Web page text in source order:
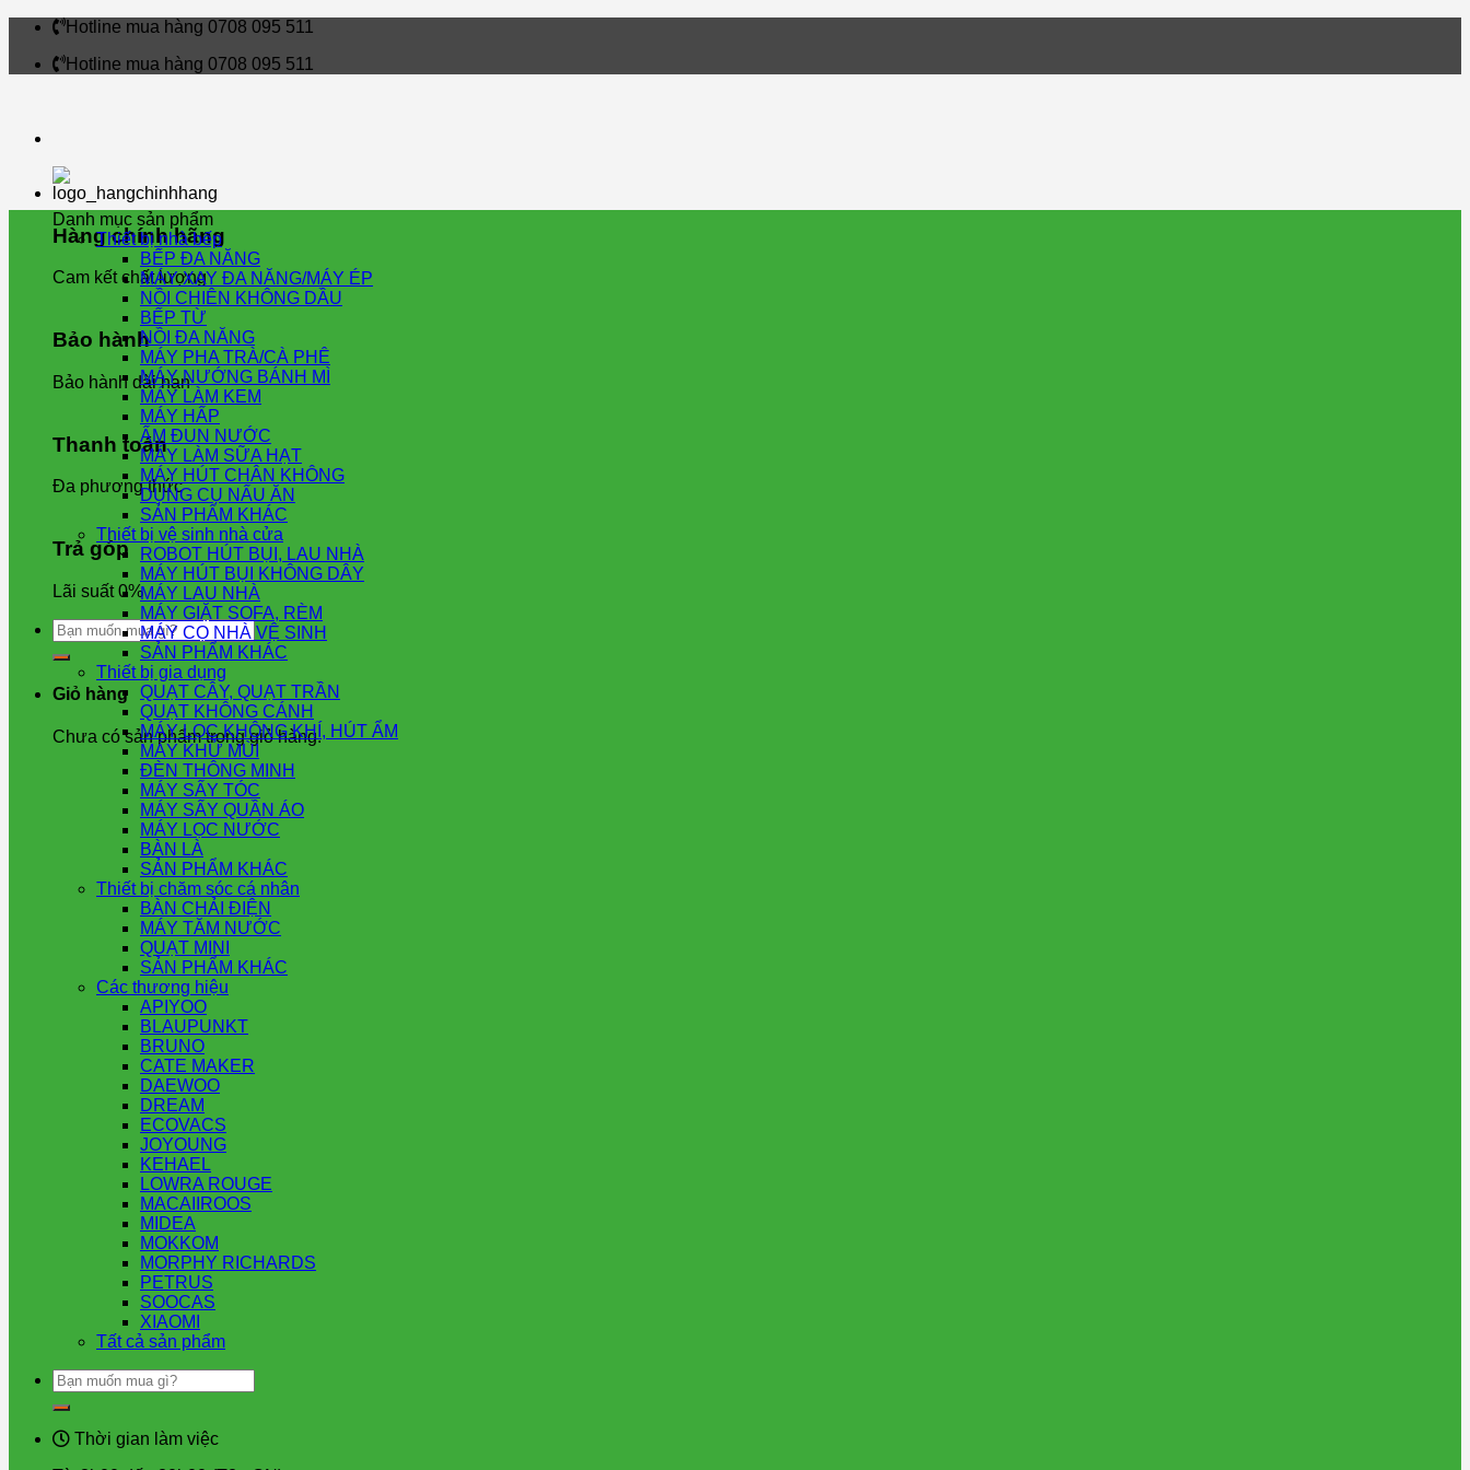
Skip
content
Hotline mua hàng 0708 095 511
Hotline mua hàng 0708 095 511
Hàng chính hãng
Cam kết chất lượng
Bảo hành
Bảo hành dài hạn
Thanh toán
Đa phương thức
Trả góp
Lãi suất 0%
Tìm
kiếm:
Giỏ hàng
Chưa có sản phẩm trong giỏ hàng.
Danh mục sản phẩm
Thiết bị nhà bếp
BẾP ĐA NĂNG
MÁY XAY ĐA NĂNG/MÁY ÉP
NỒI CHIÊN KHÔNG DẦU
BẾP TỪ
NỒI ĐA NĂNG
MÁY PHA TRÀ/CÀ PHÊ
MÁY NƯỚNG BÁNH MÌ
MÁY LÀM KEM
MÁY HẤP
ẤM ĐUN NƯỚC
MÁY LÀM SỮA HẠT
MÁY HÚT CHÂN KHÔNG
DỤNG CỤ NẤU ĂN
SẢN PHẨM KHÁC
Thiết bị vệ sinh nhà cửa
ROBOT HÚT BỤI, LAU NHÀ
MÁY HÚT BỤI KHÔNG DÂY
MÁY LAU NHÀ
MÁY GIẶT SOFA, RÈM
MÁY CỌ NHÀ VỆ SINH
SẢN PHẨM KHÁC
Thiết bị gia dụng
QUẠT CÂY, QUẠT TRẦN
QUẠT KHÔNG CÁNH
MÁY LỌC KHÔNG KHÍ, HÚT ẨM
MÁY KHỬ MÙI
ĐÈN THÔNG MINH
MÁY SẤY TÓC
MÁY SẤY QUẦN ÁO
MÁY LỌC NƯỚC
BÀN LÀ
SẢN PHẨM KHÁC
Thiết bị chăm sóc cá nhân
BÀN CHẢI ĐIỆN
MÁY TĂM NƯỚC
QUẠT MINI
SẢN PHẨM KHÁC
Các thương hiệu
APIYOO
BLAUPUNKT
BRUNO
CATE MAKER
DAEWOO
DREAM
ECOVACS
JOYOUNG
KEHAEL
LOWRA ROUGE
MACAIIROOS
MIDEA
MOKKOM
MORPHY RICHARDS
PETRUS
SOOCAS
XIAOMI
Tất cả sản phẩm
Tìm
kiếm:
Thời gian làm việc